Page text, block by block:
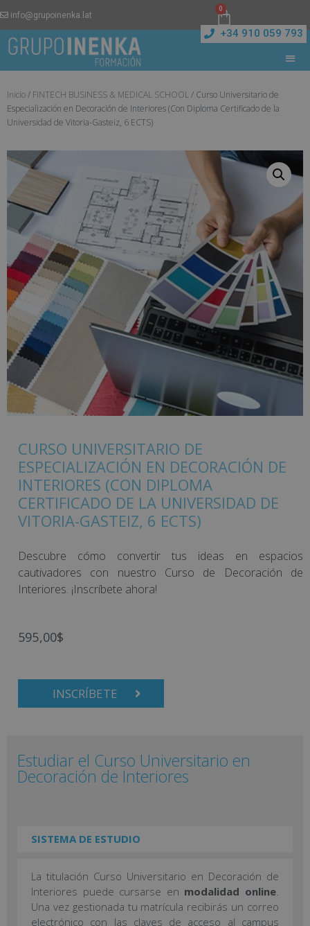
info@grupoinenka.lat
0
+34 910 059 793
Inicio/ FINTECH BUSINESS & MEDICAL SCHOOL/ Curso Universitario de
Especialización en Decoración de Interiores (Con Diploma Certificado de la
Universidad de Vitoria-Gasteiz, 6 ECTS)
CURSO UNIVERSITARIO DE
ESPECIALIZACIÓN EN DECORACIÓN DE
INTERIORES (CON DIPLOMA
CERTIFICADO DE LA UNIVERSIDAD DE
VITORIA-GASTEIZ, 6 ECTS)
Descubre cómo convertir tus ideas en espacios
cautivadores con nuestro Curso de Decoración de
Interiores. ¡Inscríbete ahora!
595,00$
INSCRÍBETE
Estudiar el Curso Universitario en
Decoración de Interiores
SISTEMA DE ESTUDIO
La titulación Curso Universitario en Decoración de
Interiores puede cursarse en modalidad online
Una vez gestionada tu matrícula recibirás un correo
electrónico con las claves de acceso al campus